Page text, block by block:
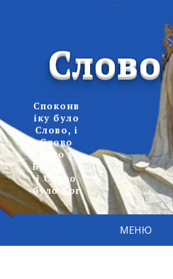
Слово
Споконв
іку було
Слово, і
Слово
було у
Бога,
і Слово
було Бог
МЕНЮ